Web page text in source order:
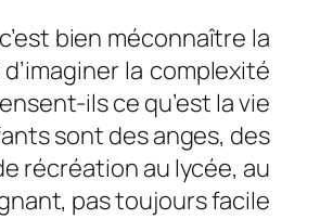
bien méconnaître la
la complexité
ils ce qu’est la vie
sont des anges, des
récréation au lycée, au
pas toujours facile